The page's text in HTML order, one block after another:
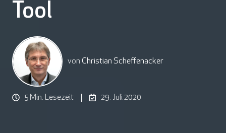
Tool
vonChristian Scheffenacker
5 Min. Lesezeit 29. Juli 2020